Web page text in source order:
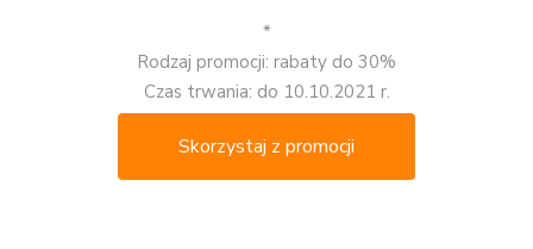
*
Rodzaj promocji: rabaty do 30%
Czas trwania: do 10.10.2021 r.
Skorzystaj z promocji